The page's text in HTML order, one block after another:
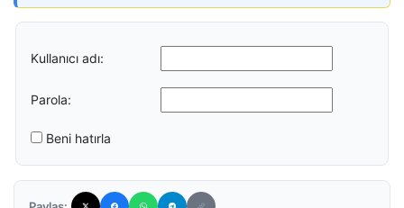
Kullanıcı adı:
Parola:
Beni hatırla